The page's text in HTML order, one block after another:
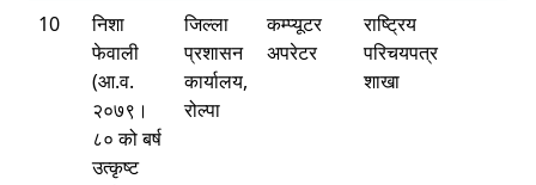
10
निशा
फेवाली
(आ.व.
२०७९।
८० को बर्ष
उत्कृष्ट
जिल्ला
प्रशासन
कार्यालय,
रोल्पा
कम्प्यूटर
अपरेटर
राष्ट्रिय
परिचयपत्र
शाखा